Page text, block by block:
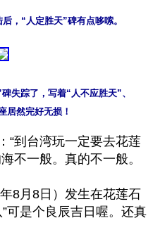
，“人定胜天”碑有点哆嗦。
失踪了，写着“人不应胜天”、
居然完好无损！
“到台湾玩一定要去花莲
不一般。真的不一般。
8月8日）发生在花莲石
可是个良辰吉日喔。还真